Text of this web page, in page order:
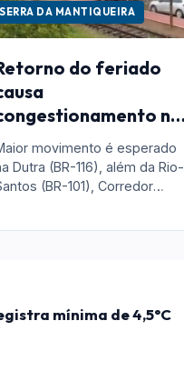
SERRA DA MANTIQUEIRA
do feriado
na
de Campos do
movimento é esperado
Dutra (BR-116), além da Rio-
(BR-101), Corredor
mínima de 4,5°C